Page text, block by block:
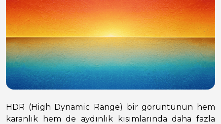
HDR (High Dynamic Range) bir görüntünün hem
karanlık hem de aydınlık kısımlarında daha fazla